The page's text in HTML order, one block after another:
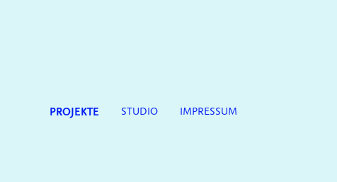
PROJEKTE STUDIO IMPRESSUM